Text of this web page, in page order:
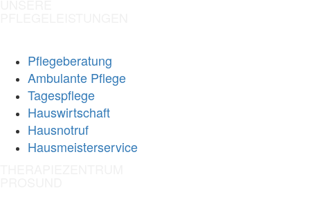
Pflegeberatung
Ambulante Pflege
Tagespflege
Hauswirtschaft
Hausnotruf
Hausmeisterservice